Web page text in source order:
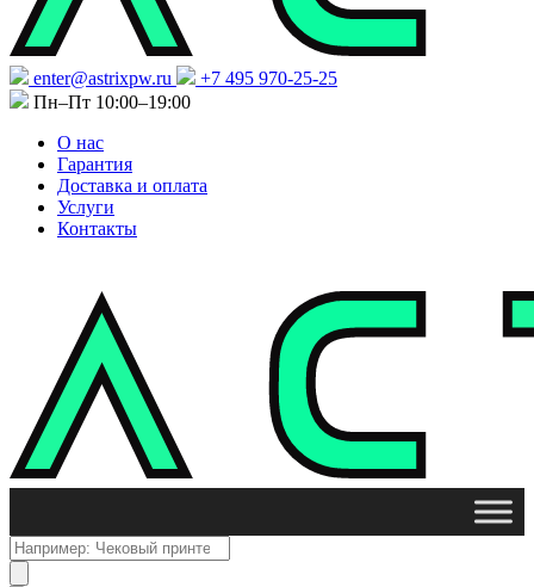
enter@astrixpw.ru
+7 495 970-25-25
Пн–Пт 10:00–19:00
О нас
Гарантия
Доставка и оплата
Услуги
Контакты
Поиск
товаров